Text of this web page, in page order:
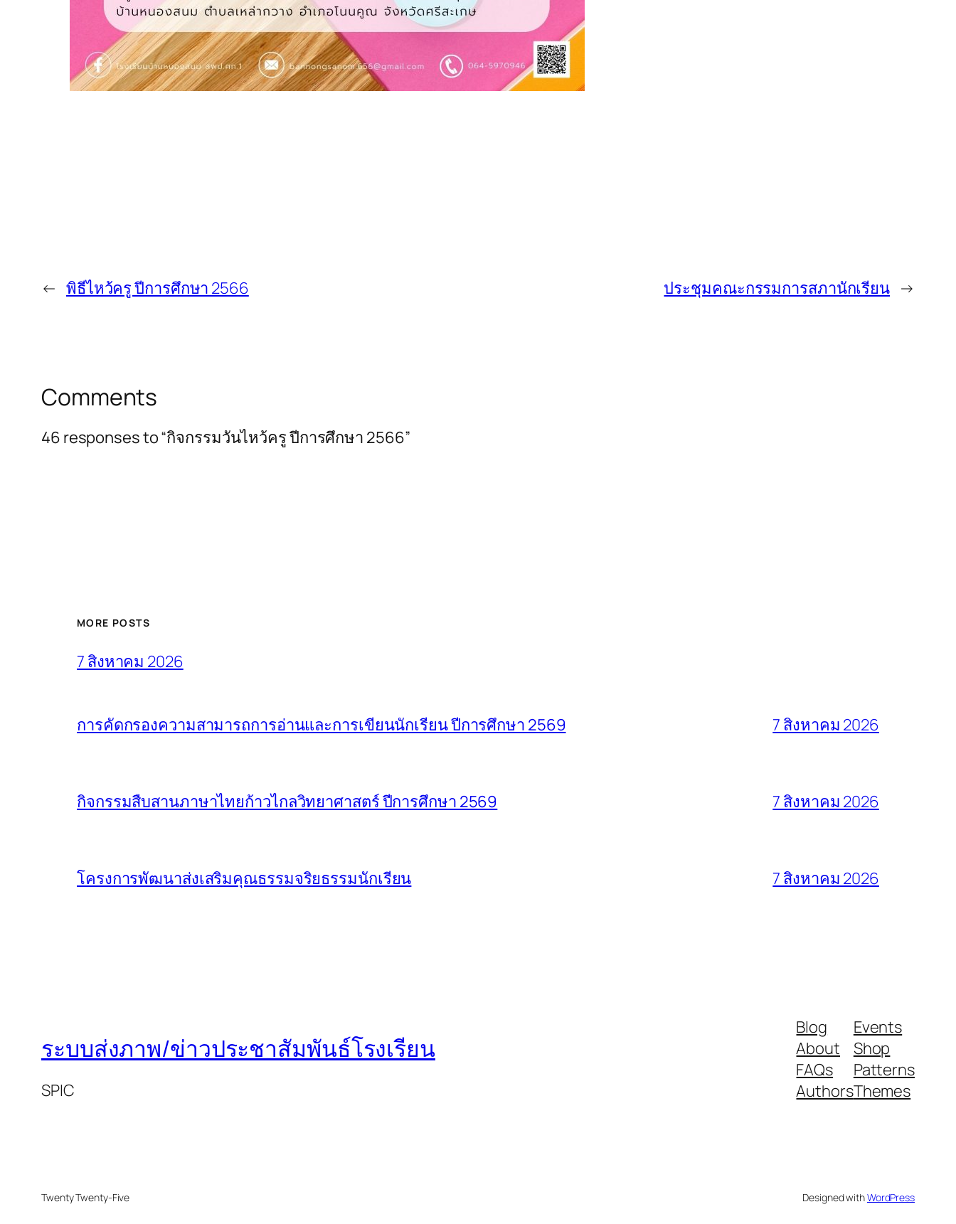
← พิธีไหว้ครู ปีการศึกษา 2566 ประชุมคณะกรรมการสภานักเรียน →
Comments
46 responses to “กิจกรรมวันไหว้ครู ปีการศึกษา 2566”
MORE POSTS
7 สิงหาคม 2026
การคัดกรองความสามารถการอ่านและการเขียนนักเรียน ปีการศึกษา 2569 7 สิงหาคม 2026
กิจกรรมสืบสานภาษาไทยก้าวไกลวิทยาศาสตร์ ปีการศึกษา 2569 7 สิงหาคม 2026
โครงการพัฒนาส่งเสริมคุณธรรมจริยธรรมนักเรียน 7 สิงหาคม 2026
ระบบส่งภาพ/ข่าวประชาสัมพันธ์โรงเรียน
SPIC
Blog
About
FAQs
Authors
Events
Shop
Patterns
Themes
Twenty Twenty-Five Designed withWordPress